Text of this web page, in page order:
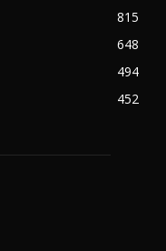
815
648
494
452